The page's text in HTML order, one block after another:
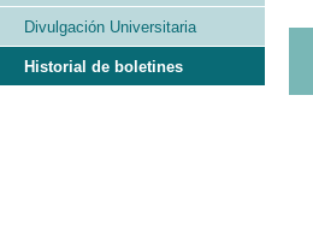
Divulgación Universitaria
Historial de boletines